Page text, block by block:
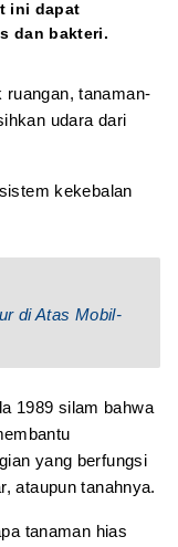
ini dapat
dan bakteri.
tanaman-
udara dari
kekebalan
di Atas Mobil-
1989 silam bahwa
yang berfungsi
ataupun tanahnya.
tanaman hias